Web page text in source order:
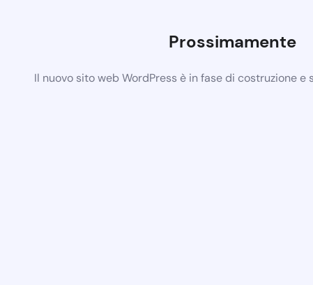
Prossimamente
Il nuovo sito web WordPress è in fase di costruzione